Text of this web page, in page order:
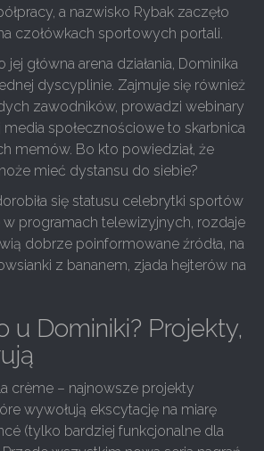
a nazwisko Rybak zaczęło
czołówkach sportowych portali.
główna arena działania, Dominika
dyscyplinie. Zajmuje się również
zawodników, prowadzi webinary
społecznościowe to skarbnica
memów. Bo kto powiedział, że
mieć dystansu do siebie?
się statusu celebrytki sportów
w programach telewizyjnych, rozdaje
dobrze poinformowane źródła, na
z bananem, zjada hejterów na
u Dominiki? Projekty,
crème – najnowsze projekty
wywołują ekscytację na miarę
(tylko bardziej funkcjonalne dla